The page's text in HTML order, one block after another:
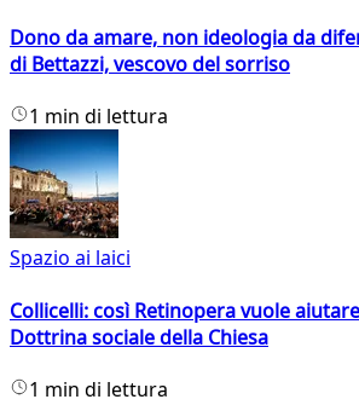
Dono da amare, non ideologia da
di Bettazzi, vescovo del sorriso
1 min di lettura
Spazio ai laici
Collicelli: così Retinopera vuole
Dottrina sociale della Chiesa
1 min di lettura